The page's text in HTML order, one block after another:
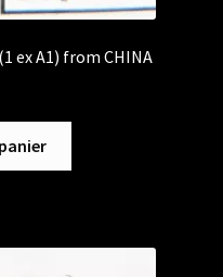
ex A1) from CHINA